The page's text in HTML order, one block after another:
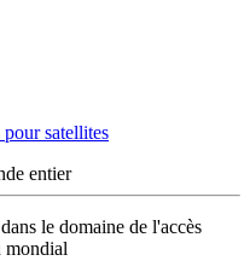
satellites
entier
le domaine de l'accès
mondial